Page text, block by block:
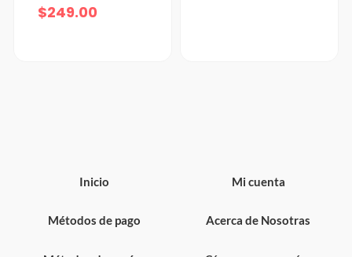
$249.00
Inicio
Métodos de pago
Mi cuenta
Acerca de Nosotras